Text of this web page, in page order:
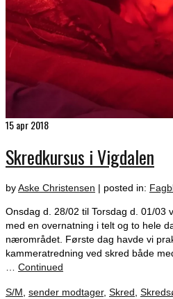
15apr 2018
Skredkursus i Vigdalen
byAske Christensen | posted in:
Onsdag d. 28/02 til Torsdag d. 01/03
med en overnatning i telt og to hele
nærområdet. Første dag havde vi
kammeratredning ved skred både
… Continued
S/M, sender modtager, Skred,